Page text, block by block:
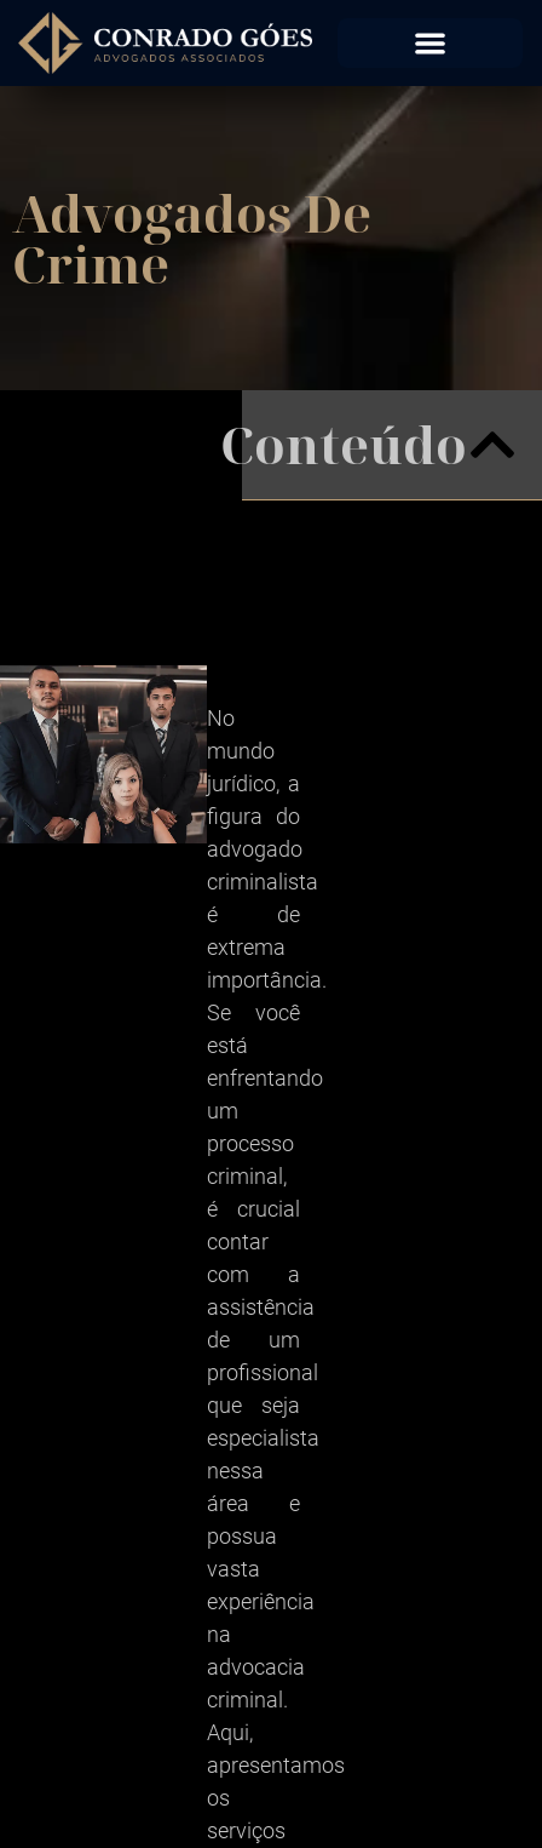
Advogados De
Crime
Conteúdo
No
mundo
jurídico, a
figura do
advogado
criminalista
é de
extrema
importância.
Se você
está
enfrentando
um
processo
criminal,
é crucial
contar
com a
assistência
de um
profissional
que seja
especialista
nessa
área e
possua
vasta
experiência
na
advocacia
criminal.
Aqui,
apresentamos
os
serviços